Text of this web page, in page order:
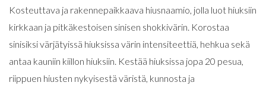
Kosteuttava ja rakennepaikkaava hiusnaamio, jolla luot hiuksiin
kirkkaan ja pitkäkestoisen sinisen shokkivärin. Korostaa
sinisiksi värjätyissä hiuksissa värin intensiteettiä, hehkua sekä
antaa kauniin kiillon hiuksiin. Kestää hiuksissa jopa 20 pesua,
riippuen hiusten nykyisestä väristä, kunnosta ja